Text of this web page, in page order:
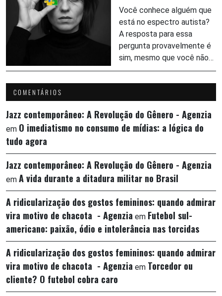
Você conhece alguém que
está no espectro autista?
A resposta para essa
pergunta provavelmente é
sim, mesmo que você não…
COMENTÁRIOS
Jazz contemporâneo: A Revolução do Gênero - Agenzia
em O imediatismo no consumo de mídias: a lógica do
tudo agora
Jazz contemporâneo: A Revolução do Gênero - Agenzia
em A vida durante a ditadura militar no Brasil
A ridicularização dos gostos femininos: quando admirar
vira motivo de chacota - Agenzia em Futebol sul-
americano: paixão, ódio e intolerância nas torcidas
A ridicularização dos gostos femininos: quando admirar
vira motivo de chacota - Agenzia em Torcedor ou
cliente? O futebol cobra caro